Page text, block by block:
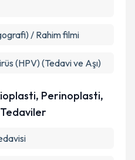
/ Rahim filmi
(HPV) (Tedavi ve Aşı)
Perinoplasti,